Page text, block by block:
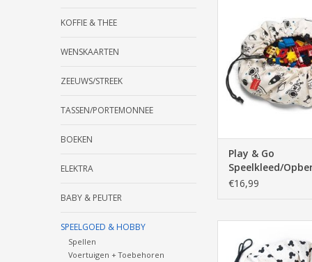
KOFFIE & THEE
WENSKAARTEN
ZEEUWS/STREEK
TASSEN/PORTEMONNEE
BOEKEN
ELEKTRA
BABY & PEUTER
SPEELGOED & HOBBY
Spellen
Voertuigen + Toebehoren
zak, kind, spelen,
design, space,
speelgoed, klein,
TOEVOEGEN AAN
Play & Go
Speelkleed/
Mini - Space -
€16,99
opbergen, opruimen,
zak, kind, spelen,